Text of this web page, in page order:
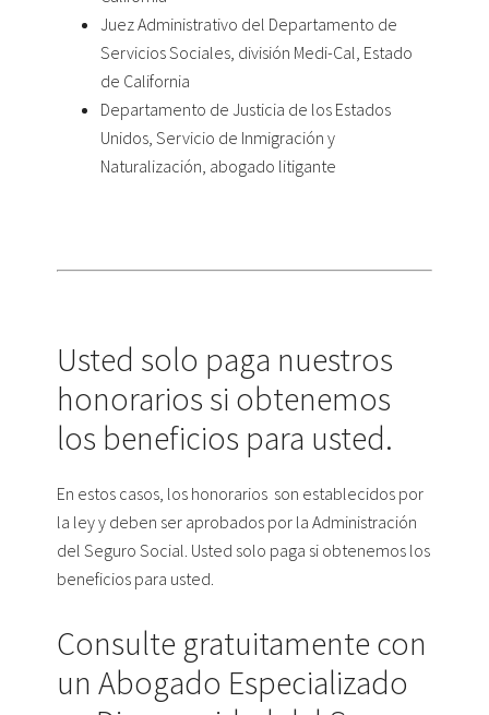
Juez Administrativo del Departamento de
Servicios Sociales, división Medi-Cal, Estado
de California
Departamento de Justicia de los Estados
Unidos, Servicio de Inmigración y
Naturalización, abogado litigante
Usted solo paga nuestros
honorarios si obtenemos
los beneficios para usted.
En estos casos, los honorarios son establecidos por
la ley y deben ser aprobados por la Administración
del Seguro Social. Usted solo paga si obtenemos los
beneficios para usted.
Consulte gratuitamente con
un Abogado Especializado